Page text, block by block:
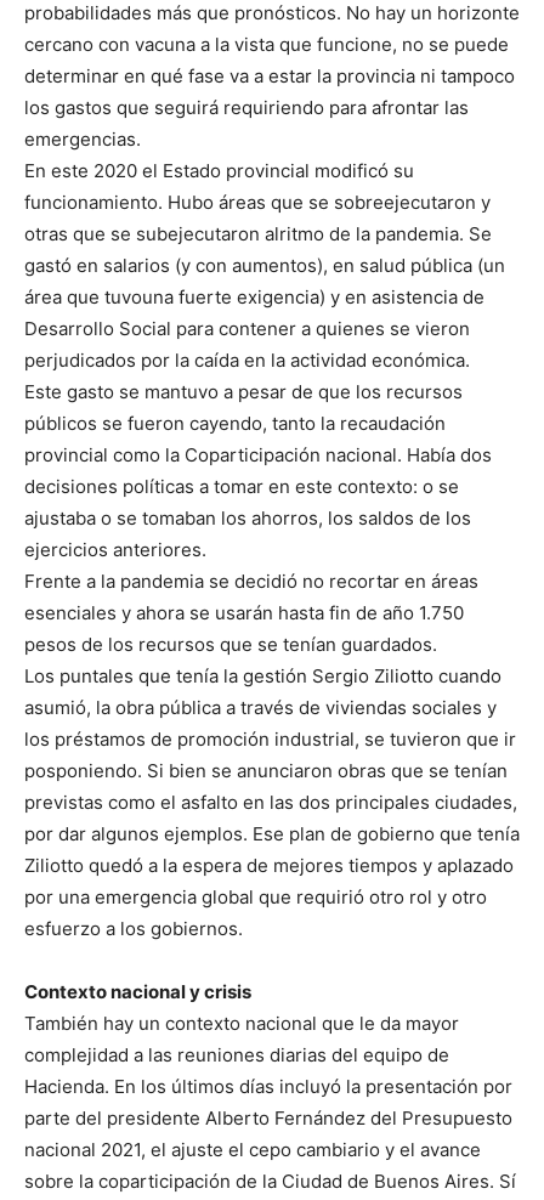
probabilidades más que pronósticos. No hay un horizonte
cercano con vacuna a la vista que funcione, no se puede
determinar en qué fase va a estar la provincia ni tampoco
los gastos que seguirá requiriendo para afrontar las
emergencias.
En este 2020 el Estado provincial modificó su
funcionamiento. Hubo áreas que se sobreejecutaron y
otras que se subejecutaron alritmo de la pandemia. Se
gastó en salarios (y con aumentos), en salud pública (un
área que tuvouna fuerte exigencia) y en asistencia de
Desarrollo Social para contener a quienes se vieron
perjudicados por la caída en la actividad económica.
Este gasto se mantuvo a pesar de que los recursos
públicos se fueron cayendo, tanto la recaudación
provincial como la Coparticipación nacional. Había dos
decisiones políticas a tomar en este contexto: o se
ajustaba o se tomaban los ahorros, los saldos de los
ejercicios anteriores.
Frente a la pandemia se decidió no recortar en áreas
esenciales y ahora se usarán hasta fin de año 1.750
pesos de los recursos que se tenían guardados.
Los puntales que tenía la gestión Sergio Ziliotto cuando
asumió, la obra pública a través de viviendas sociales y
los préstamos de promoción industrial, se tuvieron que ir
posponiendo. Si bien se anunciaron obras que se tenían
previstas como el asfalto en las dos principales ciudades,
por dar algunos ejemplos. Ese plan de gobierno que tenía
Ziliotto quedó a la espera de mejores tiempos y aplazado
por una emergencia global que requirió otro rol y otro
esfuerzo a los gobiernos.
Contexto nacional y crisis
También hay un contexto nacional que le da mayor
complejidad a las reuniones diarias del equipo de
Hacienda. En los últimos días incluyó la presentación por
parte del presidente Alberto Fernández del Presupuesto
nacional 2021, el ajuste el cepo cambiario y el avance
sobre la coparticipación de la Ciudad de Buenos Aires. Sí